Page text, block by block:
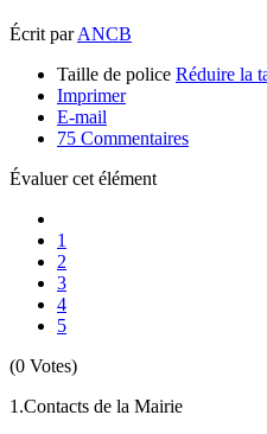
Écrit parANCB
Taille de police Réduire la
Imprimer
E-mail
75 Commentaires
Évaluer cet élément
1
2
3
4
5
(0 Votes)
1.Contacts de la Mairie